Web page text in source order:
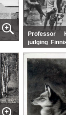
Professor
judging
Suomen
May 1921